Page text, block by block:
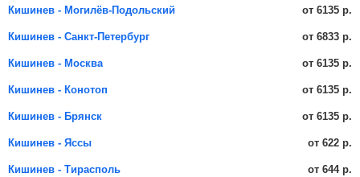
Кишинев - Могилёв-Подольский от 6135 р.
Кишинев - Санкт-Петербург от 6833 р.
Кишинев - Москва от 6135 р.
Кишинев - Конотоп от 6135 р.
Кишинев - Брянск от 6135 р.
Кишинев - Яссы от 622 р.
Кишинев - Тирасполь от 644 р.